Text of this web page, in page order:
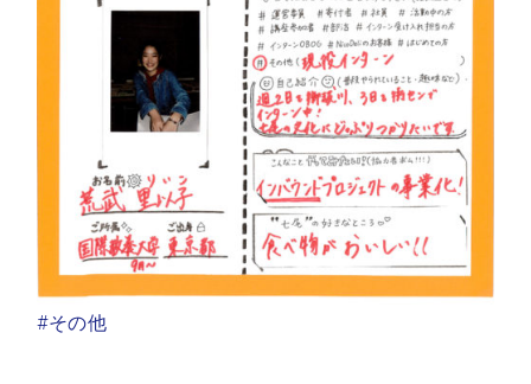
#その他